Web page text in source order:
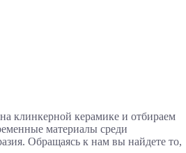
клинкерной керамике и отбираем
материалы среди
Обращаясь к нам вы найдете то,